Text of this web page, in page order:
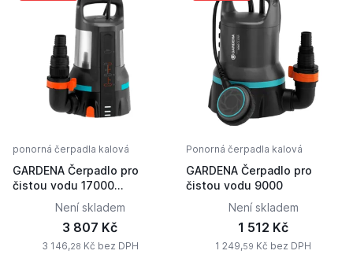
ponorná čerpadla kalová
GARDENA Čerpadlo pro
čistou vodu 17000
Aquasensor 9036-20
Není skladem
3 807 Kč
3 146,28 Kč bez DPH
Ponorná čerpadla kalová
GARDENA Čerpadlo pro
čistou vodu 9000
Není skladem
1 512 Kč
1 249,59 Kč bez DPH